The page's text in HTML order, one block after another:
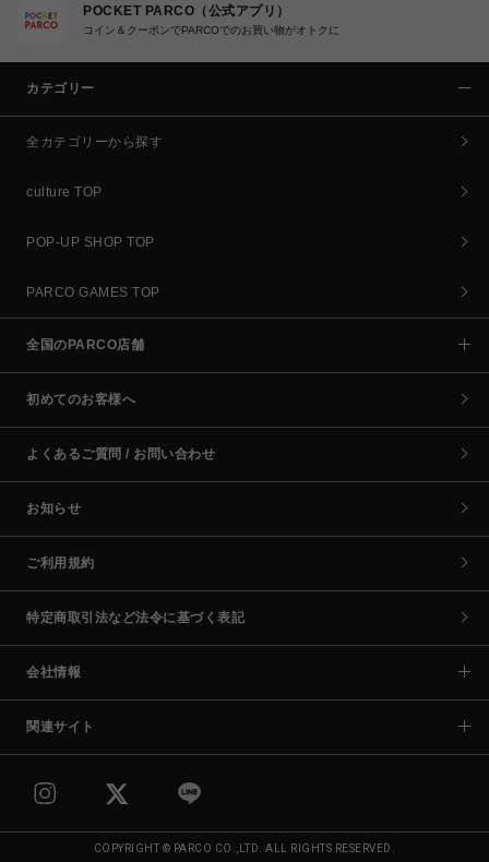
POCKET PARCO（公式アプリ）
コイン＆クーポンでPARCOでのお買い物がオトクに
カテゴリー
全カテゴリーから探す
culture TOP
POP-UP SHOP TOP
PARCO GAMES TOP
全国のPARCO店舗
初めてのお客様へ
よくあるご質問 / お問い合わせ
お知らせ
ご利用規約
特定商取引法など法令に基づく表記
会社情報
関連サイト
COPYRIGHT © PARCO CO.,LTD. ALL RIGHTS RESERVED.